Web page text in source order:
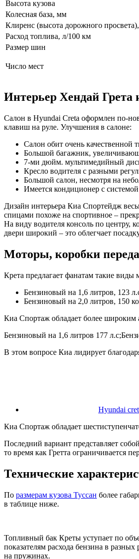
Высота кузова
Колесная база, мм
Клиренс (высота дорожного
Расход топлива, л/100 км
Размер шин
Число мест
Интерьер Хендай
Салон в Hyundai Creta оформлен по-
клавиш на руле. Улучшения в салоне:
Салон обит очень качественной
Большой багажник,
7-ми дюйм. мультимедийный
Кресло водителя с разными
Большой салон, несмотря на
Имеется кондиционер с
Дизайн интерьера Киа Спортейдж
спицами похоже на спортивное –
На виду водителя консоль по центру,
двери широкий – это облегчает
Моторы, коробки
Крета предлагает фанатам такие виды
Бензиновый на 1,6 литров, 123
Бензиновый на 2,0 литров, 150
Киа Спортаж обладает более широким
Бензиновый на 1,6 литров 177
В этом вопросе Киа лидирует
Hyundai
Киа Спортаж обладает
Последний вариант представляет
то время как Гретта ограничивается
Технические
По размерам кузова Туссан более
в таблице ниже.
Топливный бак Креты уступает по
показателям расхода бензина в
на пружинах.